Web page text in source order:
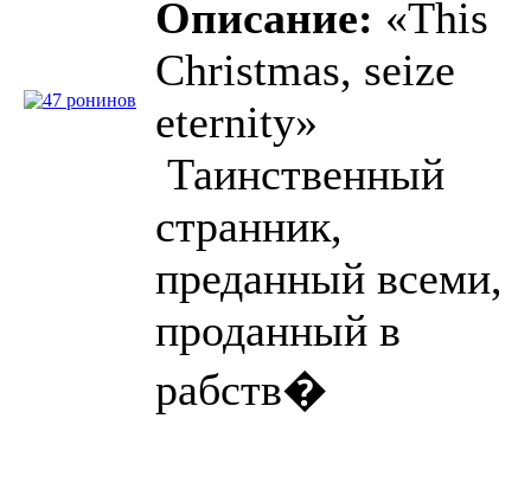
Описание: «This
Christmas, seize
eternity»
Таинственный
странник,
преданный всеми,
проданный в
рабств�